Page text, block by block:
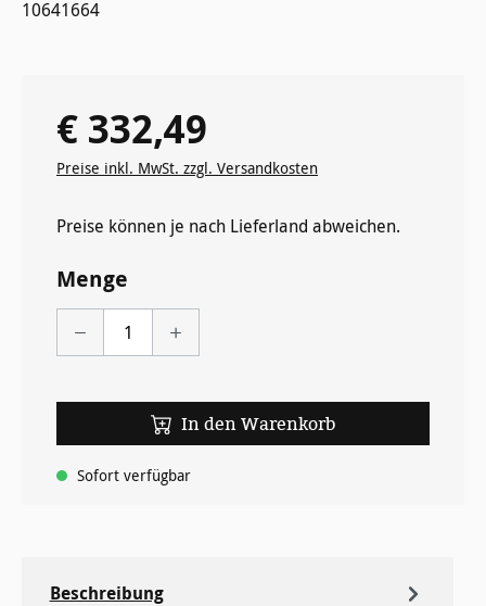
10641664
Regulärer Preis:
€ 332,49
Preise inkl. MwSt. zzgl. Versandkosten
Preise können je nach Lieferland abweichen.
Menge
In den Warenkorb
Sofort verfügbar
Beschreibung